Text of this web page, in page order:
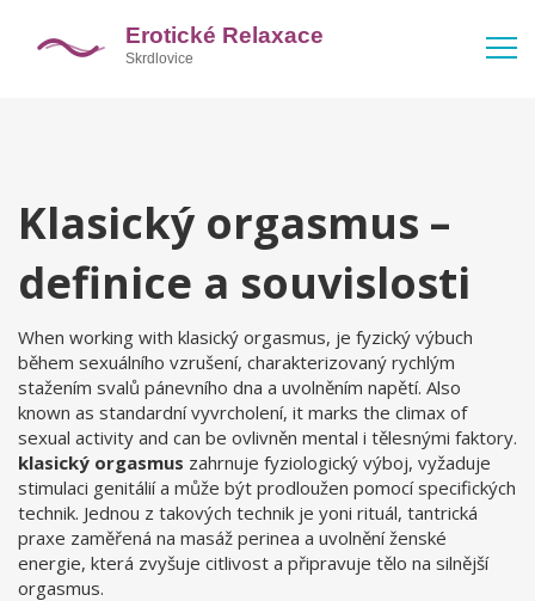
Klasický orgasmus –
definice a souvislosti
When working with klasický orgasmus, je fyzický výbuch
během sexuálního vzrušení, charakterizovaný rychlým
stažením svalů pánevního dna a uvolněním napětí. Also
known as standardní vyvrcholení, it marks the climax of
sexual activity and can be ovlivněn mental i tělesnými faktory.
klasický orgasmus zahrnuje fyziologický výboj, vyžaduje
stimulaci genitálií a může být prodloužen pomocí specifických
technik. Jednou z takových technik je yoni rituál, tantrická
praxe zaměřená na masáž perinea a uvolnění ženské
energie, která zvyšuje citlivost a připravuje tělo na silnější
orgasmus.